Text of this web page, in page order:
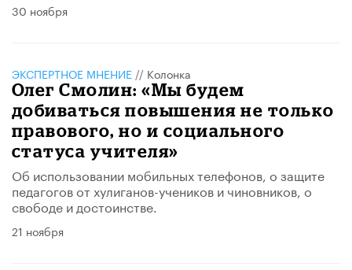
30 ноября
ЭКСПЕРТНОЕ МНЕНИЕ // Колонка
Олег Смолин: «Мы будем
добиваться повышения не только
правового, но и социального
статуса учителя»
Об использовании мобильных телефонов, о защите
педагогов от хулиганов-учеников и чиновников, о
свободе и достоинстве.
21 ноября